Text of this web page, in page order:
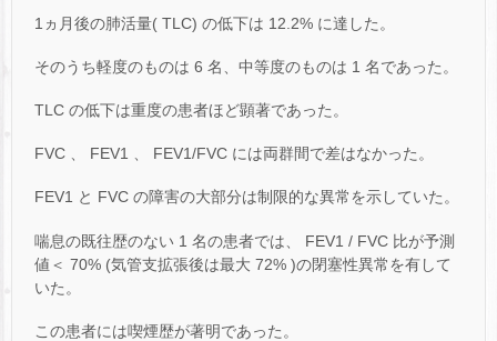
1ヵ月後の肺活量( TLC) の低下は 12.2% に達した。
そのうち軽度のものは 6 名、中等度のものは 1 名であった。
TLC の低下は重度の患者ほど顕著であった。
FVC 、 FEV1 、 FEV1/FVC には両群間で差はなかった。
FEV1 と FVC の障害の大部分は制限的な異常を示していた。
喘息の既往歴のない 1 名の患者では、 FEV1 / FVC 比が予測
値＜ 70% (気管支拡張後は最大 72% )の閉塞性異常を有して
いた。
この患者には喫煙歴が著明であった。